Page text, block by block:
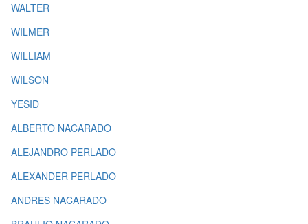
WALTER
WILMER
WILLIAM
WILSON
YESID
ALBERTO NACARADO
ALEJANDRO PERLADO
ALEXANDER PERLADO
ANDRES NACARADO